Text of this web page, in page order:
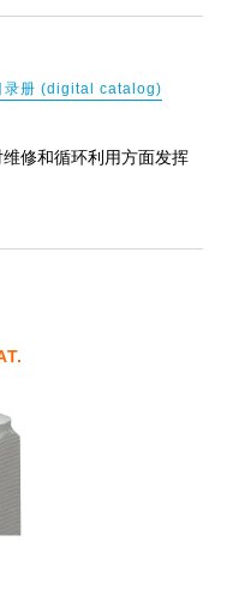
录册 (digital catalog)
修和循环利用方面发挥